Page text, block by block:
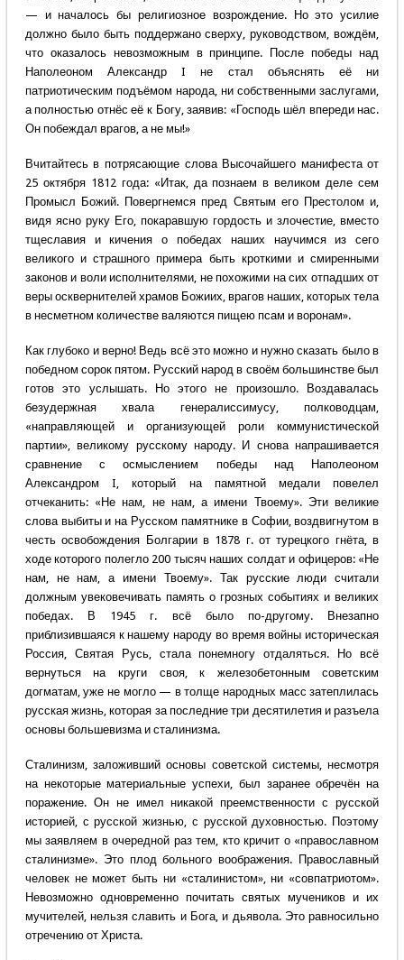
— и началось бы религиозное возрождение. Но это усилие
должно было быть поддержано сверху, руководством, вождём,
что оказалось невозможным в принципе. После победы над
Наполеоном Александр I не стал объяснять её ни
патриотическим подъёмом народа, ни собственными заслугами,
а полностью отнёс её к Богу, заявив: «Господь шёл впереди нас.
Он побеждал врагов, а не мы!»
Вчитайтесь в потрясающие слова Высочайшего манифеста от
25 октября 1812 года: «Итак, да познаем в великом деле сем
Промысл Божий. Повергнемся пред Святым его Престолом и,
видя ясно руку Его, покаравшую гордость и злочестие, вместо
тщеславия и кичения о победах наших научимся из сего
великого и страшного примера быть кроткими и смиренными
законов и воли исполнителями, не похожими на сих отпадших от
веры осквернителей храмов Божиих, врагов наших, которых тела
в несметном количестве валяются пищею псам и воронам».
Как глубоко и верно! Ведь всё это можно и нужно сказать было в
победном сорок пятом. Русский народ в своём большинстве был
готов это услышать. Но этого не произошло. Воздавалась
безудержная хвала генералиссимусу, полководцам,
«направляющей и организующей роли коммунистической
партии», великому русскому народу. И снова напрашивается
сравнение с осмыслением победы над Наполеоном
Александром I, который на памятной медали повелел
отчеканить: «Не нам, не нам, а имени Твоему». Эти великие
слова выбиты и на Русском памятнике в Софии, воздвигнутом в
честь освобождения Болгарии в 1878 г. от турецкого гнёта, в
ходе которого полегло 200 тысяч наших солдат и офицеров: «Не
нам, не нам, а имени Твоему». Так русские люди считали
должным увековечивать память о грозных событиях и великих
победах. В 1945 г. всё было по-другому. Внезапно
приблизившаяся к нашему народу во время войны историческая
Россия, Святая Русь, стала понемногу отдаляться. Но всё
вернуться на круги своя, к железобетонным советским
догматам, уже не могло — в толще народных масс затеплилась
русская жизнь, которая за последние три десятилетия и разъела
основы большевизма и сталинизма.
Сталинизм, заложивший основы советской системы, несмотря
на некоторые материальные успехи, был заранее обречён на
поражение. Он не имел никакой преемственности с русской
историей, с русской жизнью, с русской духовностью. Поэтому
мы заявляем в очередной раз тем, кто кричит о «православном
сталинизме». Это плод больного воображения. Православный
человек не может быть ни «сталинистом», ни «совпатриотом».
Невозможно одновременно почитать святых мучеников и их
мучителей, нельзя славить и Бога, и дьявола. Это равносильно
отречению от Христа.